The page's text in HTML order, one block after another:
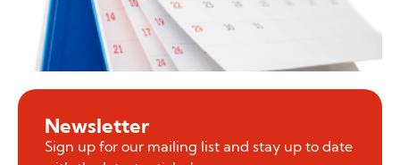
Newsletter
Sign up for our mailing list and stay up to date